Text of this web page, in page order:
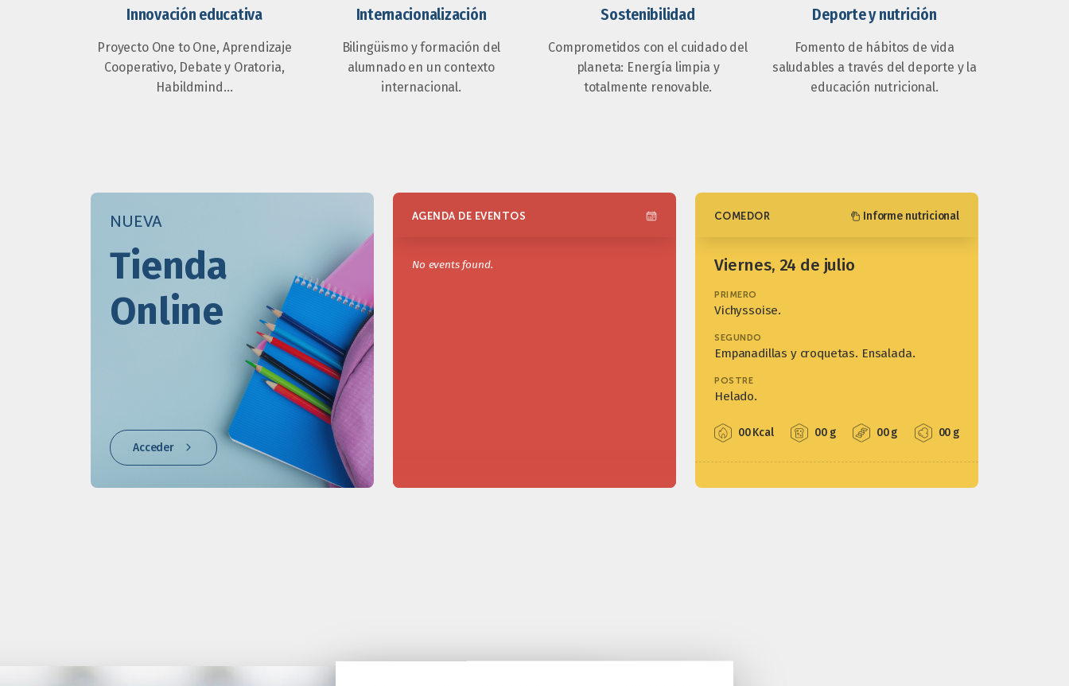
Innovación educativa
Proyecto One to One, Aprendizaje
Cooperativo, Debate y Oratoria,
Habildmind…
Internacionalización
Bilingüismo y formación del
alumnado en un contexto
internacional.
Sostenibilidad
Comprometidos con el cuidado del
planeta: Energía limpia y
totalmente renovable.
Deporte y nutrición
Fomento de hábitos de vida
saludables a través del deporte y la
educación nutricional.
NUEVA
Tienda
Online
Acceder
AGENDA DE EVENTOS
No events found.
COMEDOR Informe nutricional
viernes, 24 de julio
PRIMERO
Vichyssoise.
SEGUNDO
Empanadillas y croquetas. Ensalada.
POSTRE
Helado.
00 Kcal 00 g 00 g 00 g